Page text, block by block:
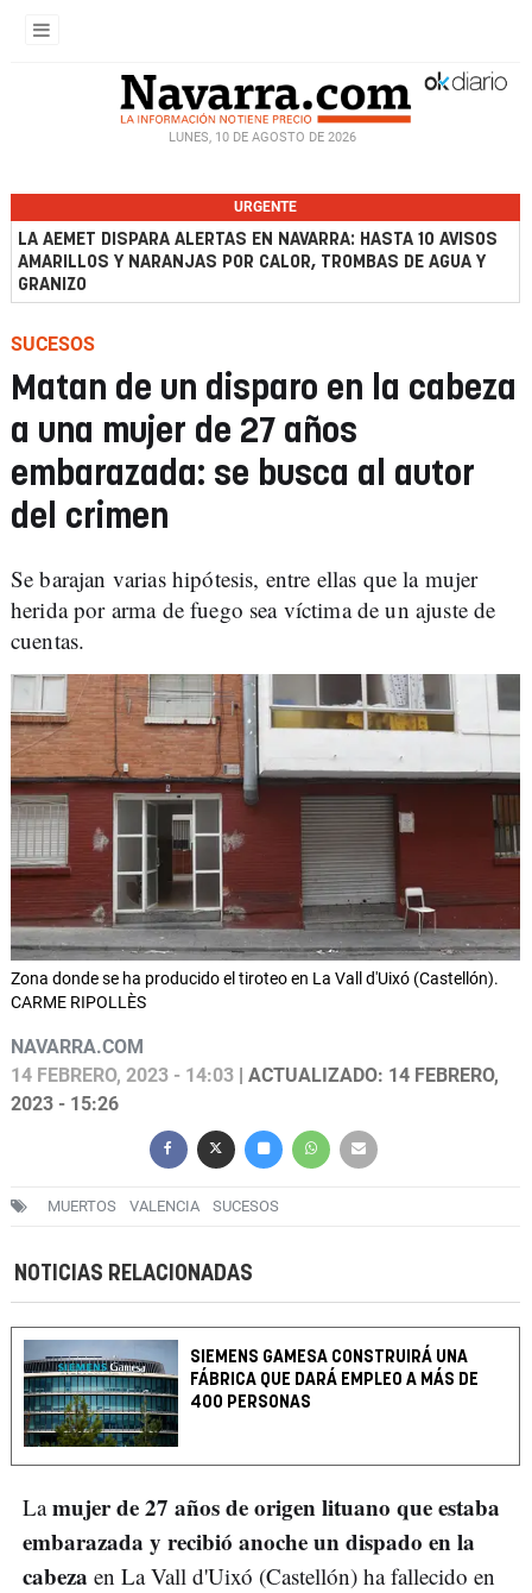
LUNES, 10 DE AGOSTO DE 2026
URGENTE
LA AEMET DISPARA ALERTAS EN NAVARRA: HASTA 10 AVISOS
AMARILLOS Y NARANJAS POR CALOR, TROMBAS DE AGUA Y
GRANIZO
SUCESOS
Matan de un disparo en la cabeza
a una mujer de 27 años
embarazada: se busca al autor
del crimen
Se barajan varias hipótesis, entre ellas que la mujer
herida por arma de fuego sea víctima de un ajuste de
cuentas.
Zona donde se ha producido el tiroteo en La Vall d'Uixó (Castellón).
CARME RIPOLLÈS
NAVARRA.COM
14 FEBRERO, 2023 - 14:03 | ACTUALIZADO: 14 FEBRERO,
2023 - 15:26
MUERTOS VALENCIA SUCESOS
NOTICIAS RELACIONADAS
SIEMENS GAMESA CONSTRUIRÁ UNA
FÁBRICA QUE DARÁ EMPLEO A MÁS DE
400 PERSONAS
Lamujer de 27 años de origen lituano que estaba
embarazada y recibió anoche un dispado en la
cabeza en La Vall d'Uixó (Castellón) ha fallecido en